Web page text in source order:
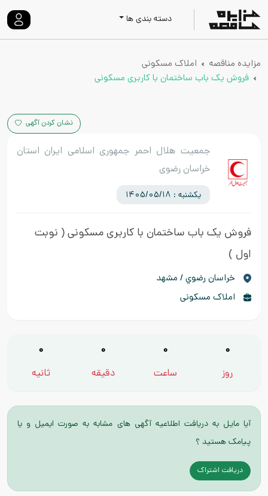
دسته بندی ها
مزایده مناقصه
املاک مسکونی
فروش یک باب ساختمان با کاربری مسکونی
نشان کردن آگهی
جمعیت هلال احمر جمهوری اسلامی ایران استان
خراسان رضوی
یکشنبه : 1405/05/18
فروش یک باب ساختمان با کاربری مسکونی( نوبت
اول )
خراسان رضوي / مشهد
املاک مسکونی
0
روز
0
ساعت
0
دقیقه
0
ثانیه
آیا مایل به دریافت اطلاعیه آگهی های مشابه به صورت ایمیل و یا
پیامک هستید ؟
دریافت اشتراک